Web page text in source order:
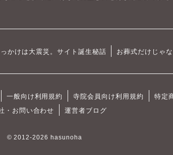
っかけは大震災。サイト誕生秘話 お葬式だけじゃ
一般向け利用規約 寺院会員向け利用規約 特定
・お問い合わせ
運営者ブログ
© 2012-2026 hasunoha